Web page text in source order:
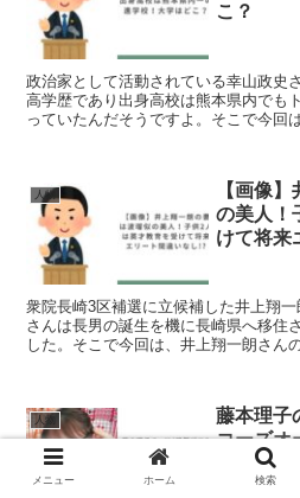
こ？
政治家として活動されている幸山政史
高学歴であり出身高校は熊本県内でも
っていたんだそうですよ。そこで今回
人物
【画像
の美人！
けて将来
衆院長崎3区補選に立候補した井上翔
さんは長男の誕生を機に長崎県へ移住
した。そこで今回は、井上翔一朗さん
人物
藤本理子
コーズオ
へ！出
メニュー ホーム 検索